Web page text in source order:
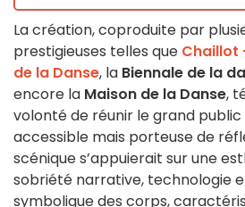
La création, coproduite par
prestigieuses telles que Chaillot
de la Danse, la Biennale de la
encore la Maison de la Danse,
volonté de réunir le grand
accessible mais porteuse de
scénique s’appuierait sur une
sobriété narrative, technologie
symbolique des corps,